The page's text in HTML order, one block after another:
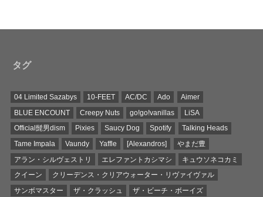
タグ
04 Limited Sazabys 10-FEET AC/DC Ado
Aimer
BLUE ENCOUNT
Creepy Nuts go!go!vanillas
LiSA
Official髭男dism
Pixies Saucy Dog Spotify
Talking Heads
Tame Impala
Vaundy Yaffle [Alexandros]
やまだ豊
アラン・シルヴェストリ
エレファントカシマシ
キュウソネコカミ
クイーン
クリーデンス・クリアウォーター・リヴァイヴァル
サンボマスター
ザ・クラッシュ
ザ・ビーチ・ボーイズ